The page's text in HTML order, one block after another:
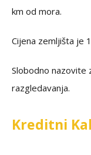
km od mora.
Cijena zemljišta je
Slobodno nazovite
razgledavanja.
Kreditni